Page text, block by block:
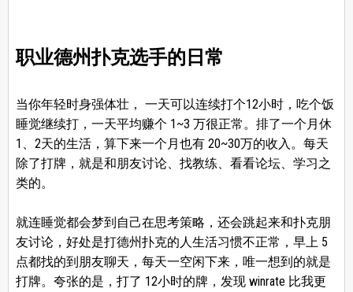
职业德州扑克选手的日常
当你年轻时身强体壮， 一天可以连续打个12小时，吃个饭
睡觉继续打，一天平均赚个 1~3 万很正常。排了一个月休
1、2天的生活，算下来一个月也有 20~30万的收入。每天
除了打牌，就是和朋友讨论、找教练、看看论坛、学习之
类的。
就连睡觉都会梦到自己在思考策略，还会跳起来和扑克朋
友讨论，好处是打德州扑克的人生活习惯不正常，早上 5
点都找的到朋友聊天，每天一空闲下来，唯一想到的就是
打牌。夸张的是，打了 12小时的牌，发现 winrate 比我更